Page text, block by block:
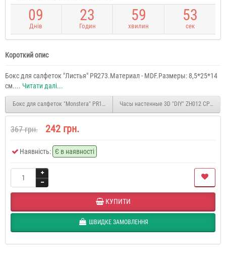
09
Днів
23
Годин
59
хвилин
53
сек
Короткий опис
Бокс для салфеток "Листья" PR273.Материал - MDF.Размеры: 8,5*25*14
см.... Читати далі...
Бокс для салфеток "Monstera" PR130 Часы настенные 3D "DIY" ZH012
367 грн. 242 грн.
Наявність: Є в наявності
КУПИТИ
ШВИДКЕ ЗАМОВЛЕННЯ